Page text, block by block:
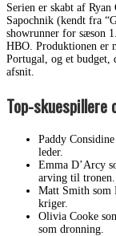
Serien er skabt af
Sapochnik (kendt fra
showrunner for sæson
HBO. Produktionen er
Portugal, og et budget,
afsnit.
Top-skuespillere
Paddy
leder.
Emma D’Arcy
arving til tronen.
Matt Smith som
kriger.
Olivia Cooke
som dronning.